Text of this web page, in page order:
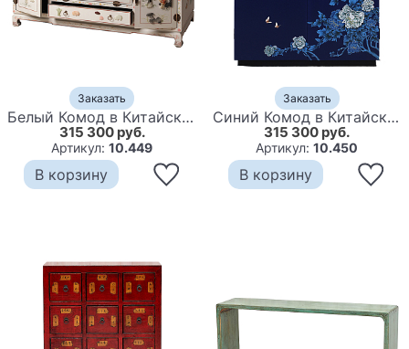
Заказать
Белый Комод в Китайском стиле с каменным Барельефом Walk in the Garden Chinese Chest of Drawers
315 300 руб.
Артикул:10.449
В корзину
Заказать
Синий Комод в Китайском стиле ручная роспись Цветы и Бабочки Flowers and Butterflies Blue chest
315 300 руб.
Артикул:10.450
В корзину